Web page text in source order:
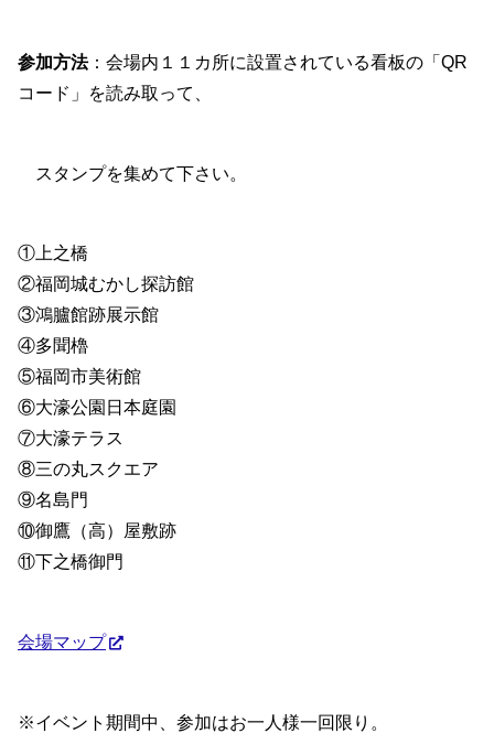
参加方法：会場内１１カ所に設置されている看板の「QR
コード」を読み取って、
スタンプを集めて下さい。
①上之橋
②福岡城むかし探訪館
③鴻臚館跡展示館
④多聞櫓
⑤福岡市美術館
⑥大濠公園日本庭園
⑦大濠テラス
⑧三の丸スクエア
⑨名島門
⑩御鷹（高）屋敷跡
⑪下之橋御門
会場マップ
※イベント期間中、参加はお一人様一回限り。